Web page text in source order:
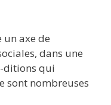
un axe de
dans une
ditions qui
sont nombreuses